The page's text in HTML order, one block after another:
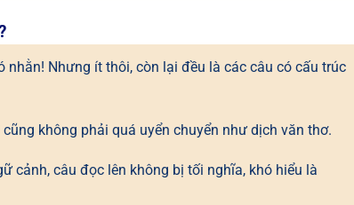
Nhưng ít thôi, còn lại đều là các câu có cấu trúc
không phải quá uyển chuyển như dịch văn thơ.
cảnh, câu đọc lên không bị tối nghĩa, khó hiểu là